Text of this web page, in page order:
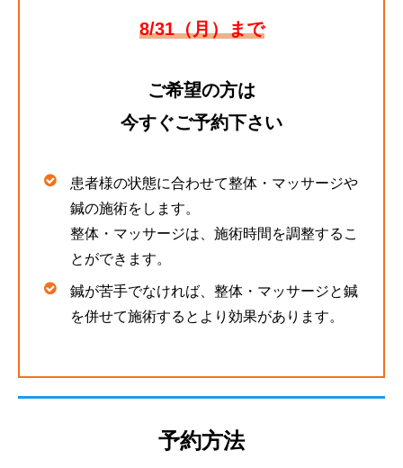
8/31（月）まで
ご希望の方は
今すぐご予約下さい
患者様の状態に合わせて整体・マッサージや
鍼の施術をします。
整体・マッサージは、施術時間を調整するこ
とができます。
鍼が苦手でなければ、整体・マッサージと鍼
を併せて施術するとより効果があります。
予約方法